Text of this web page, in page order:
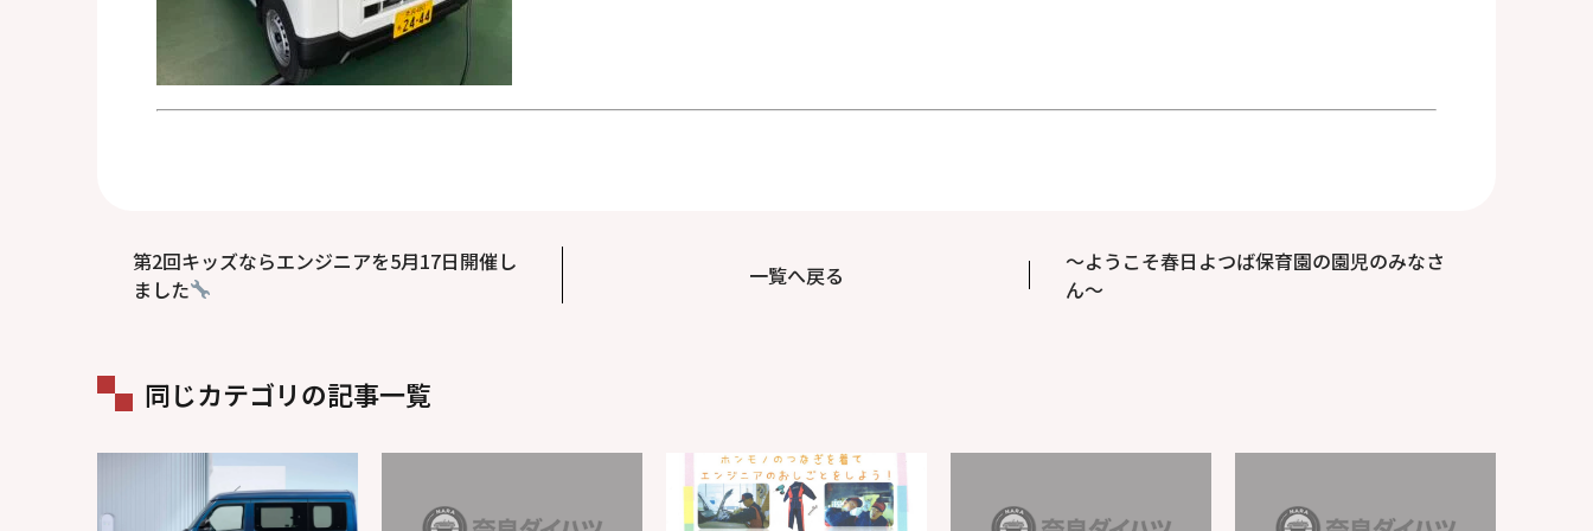
第2回キッズならエンジニアを5月17日開催し
ました
一覧へ戻る
～ようこそ春日よつば保育園の園児のみなさ
ん～
同じカテゴリの記事一覧